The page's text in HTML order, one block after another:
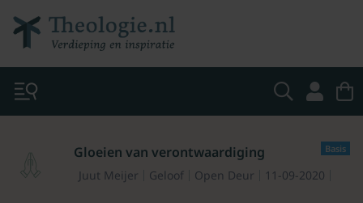
Basis
Gloeien van verontwaardiging
Juut Meijer Geloof Open Deur 11-09-2020